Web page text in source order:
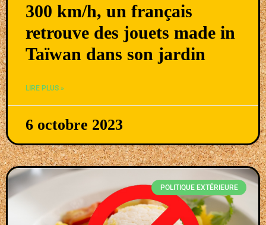
300 km/h, un français
retrouve des jouets made in
Taïwan dans son jardin
LIRE PLUS »
6 octobre 2023
POLITIQUE EXTÉRIEURE